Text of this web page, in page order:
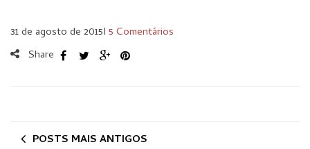
31 de agosto de 2015I 5 Comentários
Share
POSTS MAIS ANTIGOS